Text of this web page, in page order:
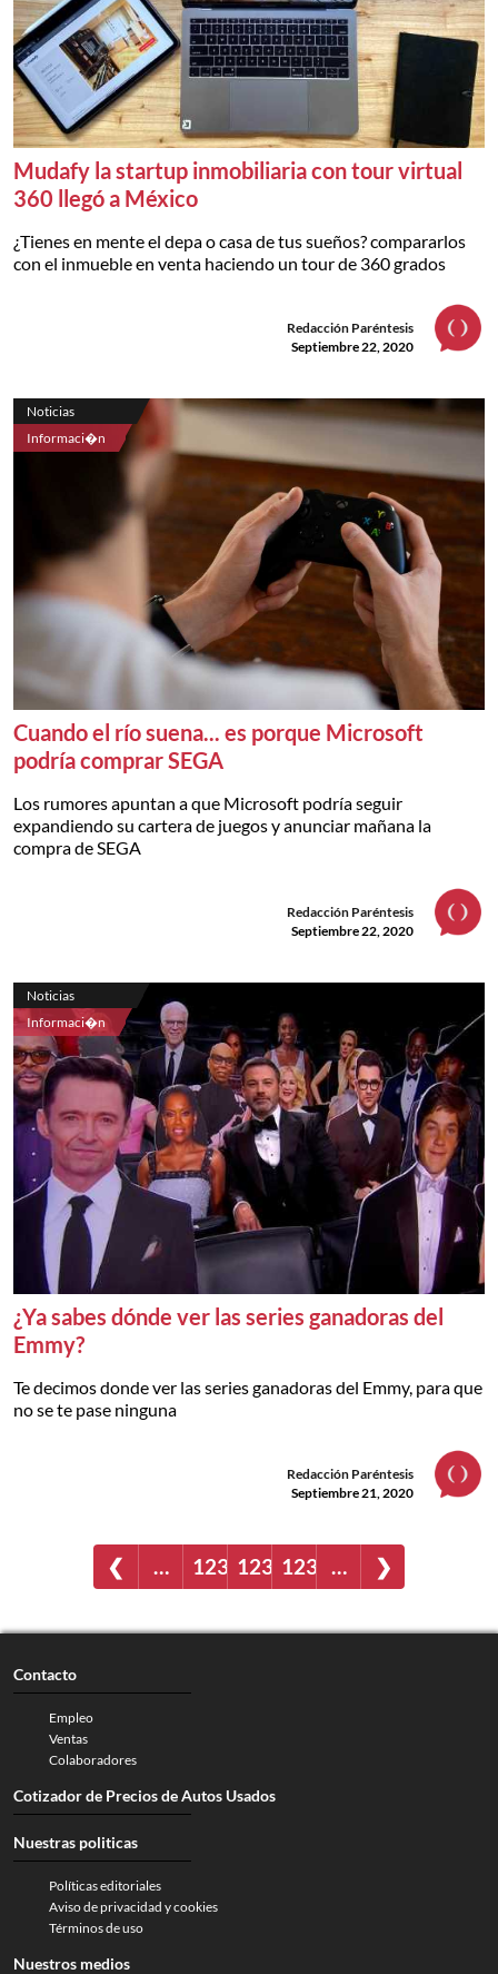
Mudafy la startup inmobiliaria con tour virtual
360 llegó a México
¿Tienes en mente el depa o casa de tus sueños? compararlos
con el inmueble en venta haciendo un tour de 360 grados
Redacción Paréntesis
Septiembre 22, 2020
Noticias
Informaci�n
Cuando el río suena... es porque Microsoft
podría comprar SEGA
Los rumores apuntan a que Microsoft podría seguir
expandiendo su cartera de juegos y anunciar mañana la
compra de SEGA
Redacción Paréntesis
Septiembre 22, 2020
Noticias
Informaci�n
¿Ya sabes dónde ver las series ganadoras del
Emmy?
Te decimos donde ver las series ganadoras del Emmy, para que
no se te pase ninguna
Redacción Paréntesis
Septiembre 21, 2020
❮ … 123512361237 … ❯
Contacto
Empleo
Ventas
Colaboradores
Cotizador de Precios de Autos Usados
Nuestras politicas
Políticas editoriales
Aviso de privacidad y cookies
Términos de uso
Nuestros medios